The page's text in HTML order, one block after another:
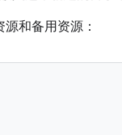
和备用资源：